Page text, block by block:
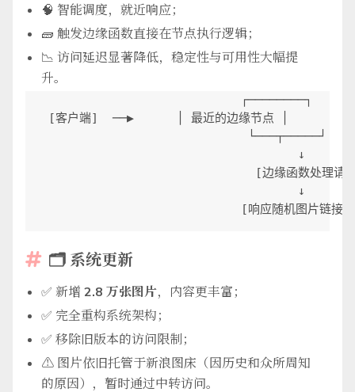
🧠 智能调度，就近响应；
🧱 触发边缘函数直接在节点执行逻辑；
📉 访问延迟显著降低，稳定性与可用性大幅提
升。
                            ┌────────┐
[客户端]  ──▶      │ 最近的边缘节点 │
                             └───┬─────┘
                                    ↓
[边缘函数处理请
                                    ↓
 🗂 系统更新
✅ 新增 2.8 万张图片，内容更丰富；
✅ 完全重构系统架构；
✅ 移除旧版本的访问限制；
⚠️ 图片依旧托管于新浪图床（因历史和众所周知
的原因），暂时通过中转访问。